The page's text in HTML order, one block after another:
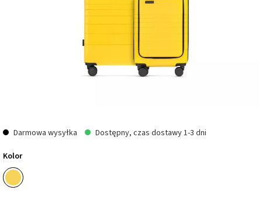
Darmowa wysyłka
Dostępny, czas dostawy 1-3 dni
Kolor